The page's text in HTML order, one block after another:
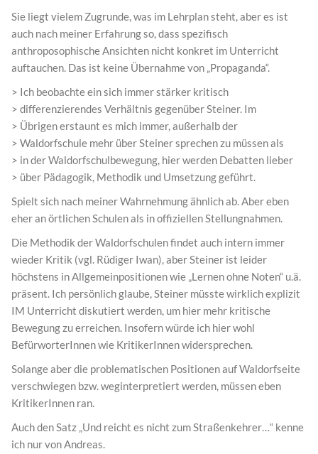
Sie liegt vielem Zugrunde, was im Lehrplan steht, aber es ist
auch nach meiner Erfahrung so, dass spezifisch
anthroposophische Ansichten nicht konkret im Unterricht
auftauchen. Das ist keine Übernahme von „Propaganda“.
> Ich beobachte ein sich immer stärker kritisch
> differenzierendes Verhältnis gegenüber Steiner. Im
> Übrigen erstaunt es mich immer, außerhalb der
> Waldorfschule mehr über Steiner sprechen zu müssen als
> in der Waldorfschulbewegung, hier werden Debatten lieber
> über Pädagogik, Methodik und Umsetzung geführt.
Spielt sich nach meiner Wahrnehmung ähnlich ab. Aber eben
eher an örtlichen Schulen als in offiziellen Stellungnahmen.
Die Methodik der Waldorfschulen findet auch intern immer
wieder Kritik (vgl. Rüdiger Iwan), aber Steiner ist leider
höchstens in Allgemeinpositionen wie „Lernen ohne Noten“ u.ä.
präsent. Ich persönlich glaube, Steiner müsste wirklich explizit
IM Unterricht diskutiert werden, um hier mehr kritische
Bewegung zu erreichen. Insofern würde ich hier wohl
BefürworterInnen wie KritikerInnen widersprechen.
Solange aber die problematischen Positionen auf Waldorfseite
verschwiegen bzw. weginterpretiert werden, müssen eben
KritikerInnen ran.
Auch den Satz „Und reicht es nicht zum Straßenkehrer…“ kenne
ich nur von Andreas.